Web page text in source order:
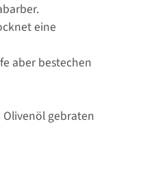
eine
aber bestechen
gebraten